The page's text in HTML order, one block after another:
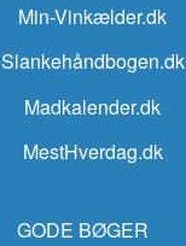
Min-Vinkælder.dk
Slankehåndbogen.dk
Madkalender.dk
MestHverdag.dk
GODE BØGER